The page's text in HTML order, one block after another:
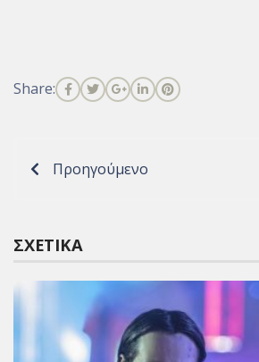
Share:
Προηγούμενο
ΣΧΕΤΙΚΆ